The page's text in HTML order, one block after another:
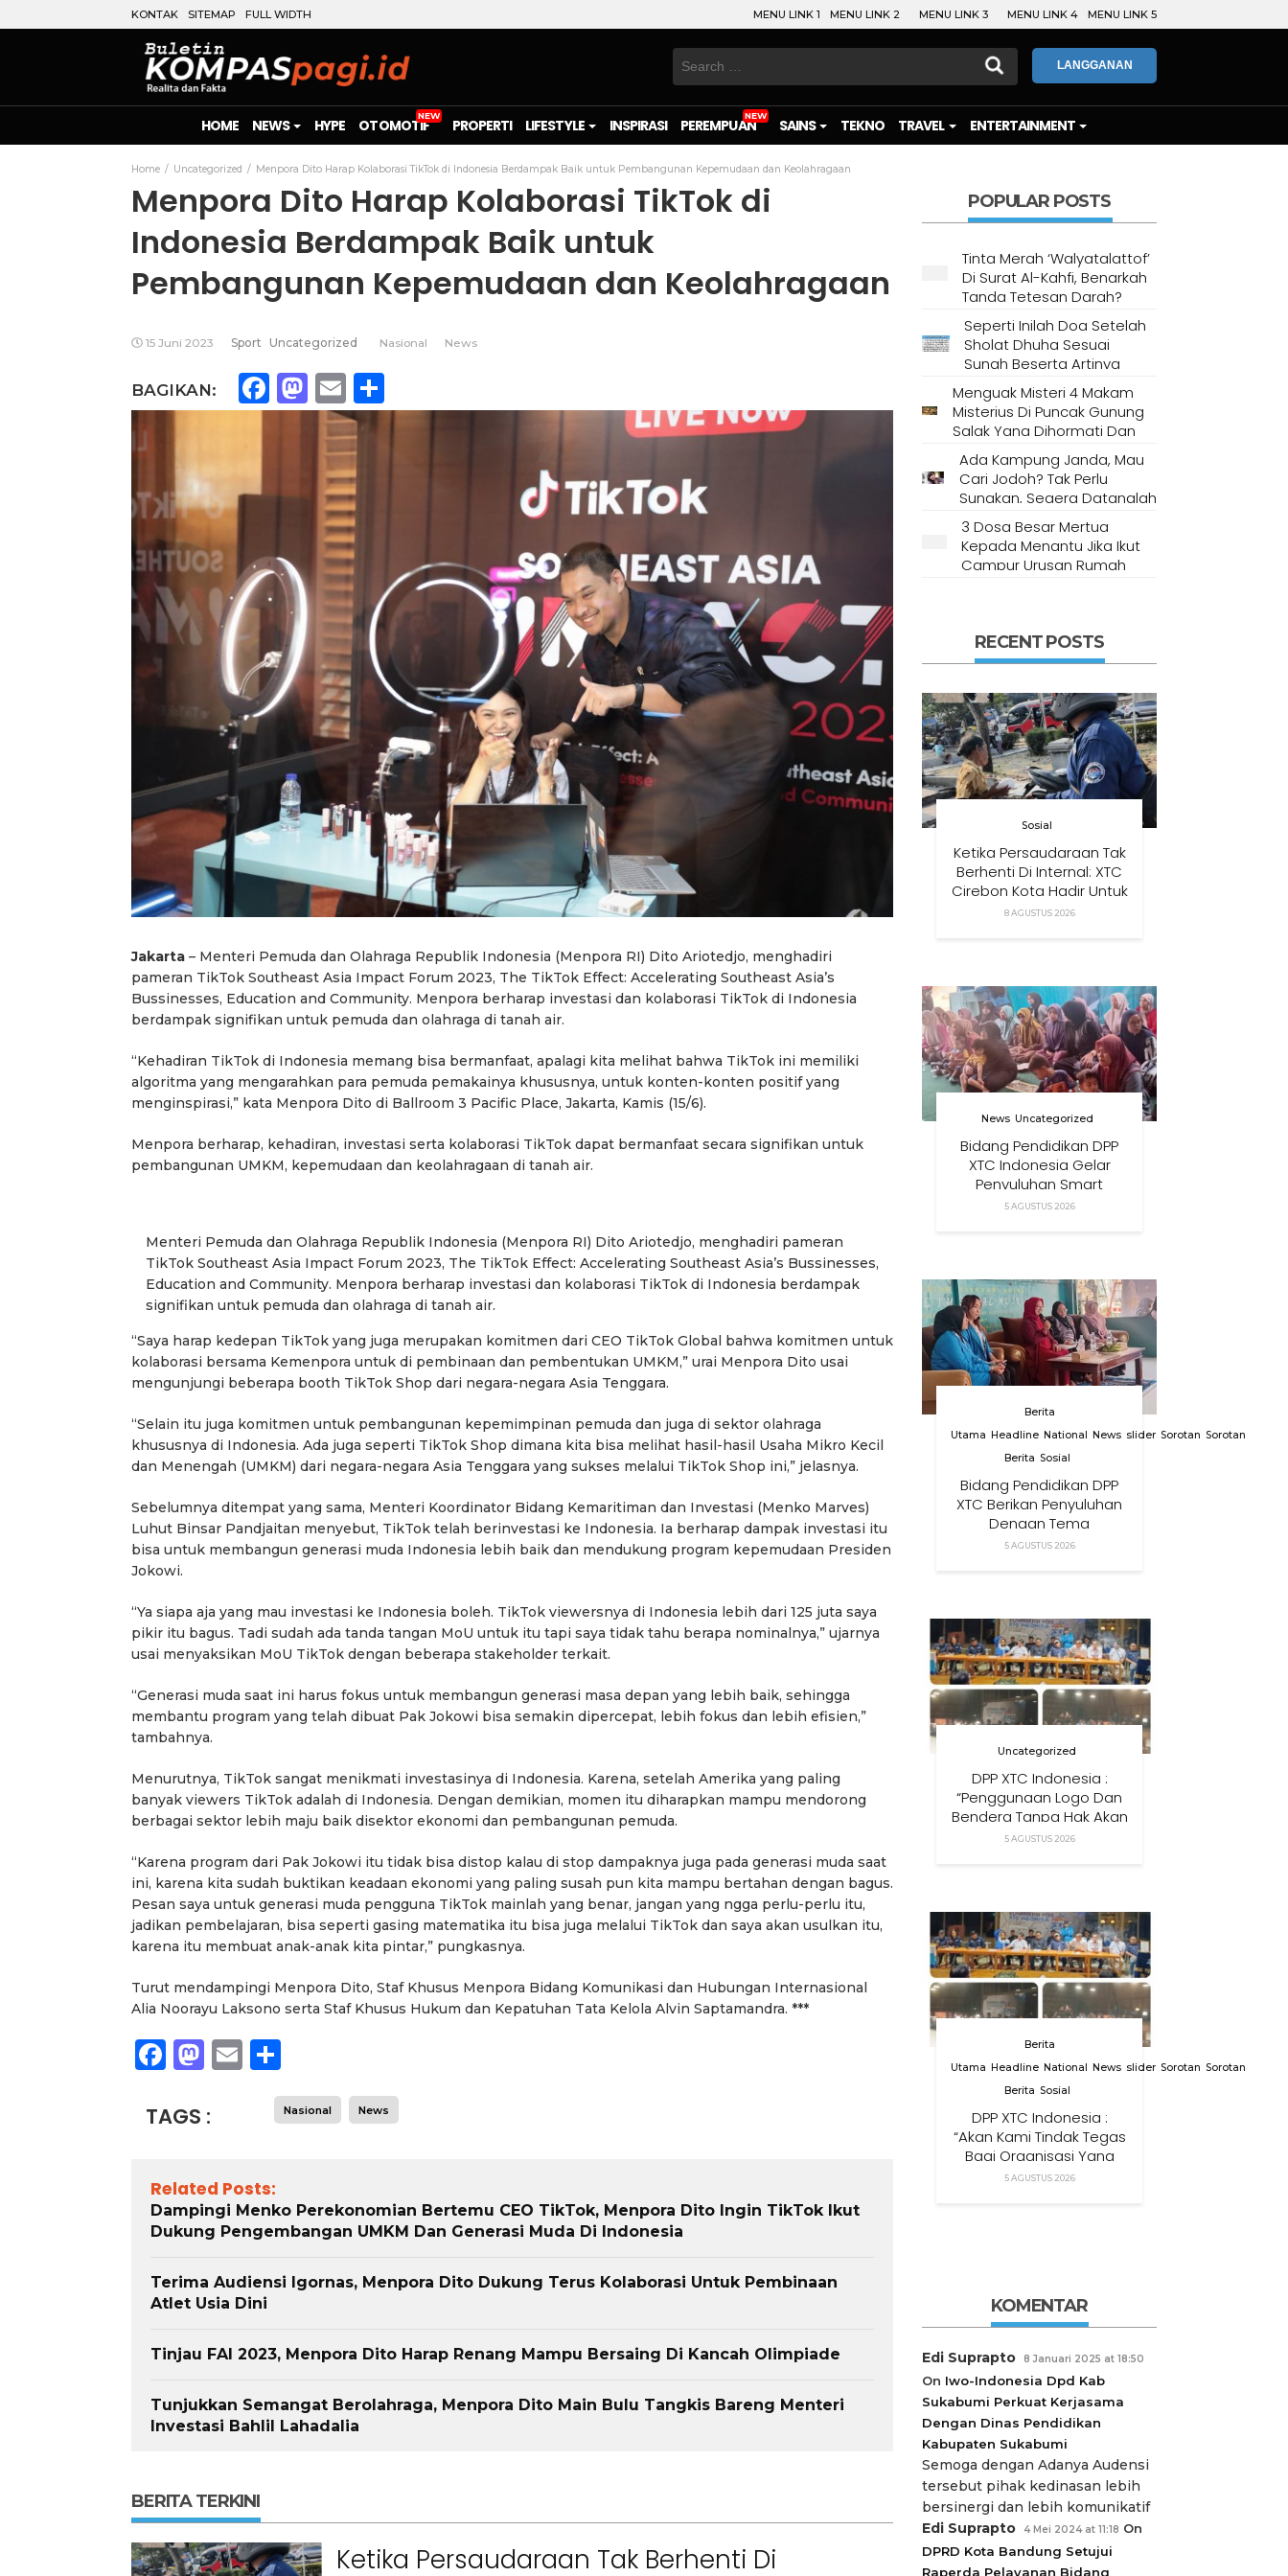
KONTAK SITEMAP FULL WIDTH MENU LINK 1 MENU LINK 2 MENU LINK 3 MENU LINK 4 MENU LINK 5
Search
LANGGANAN
HOME NEWS HYPE OTOMOTIF PROPERTI LIFESTYLE INSPIRASI PEREMPUAN SAINS TEKNO TRAVEL ENTERTAINMENT
Home Uncategorized Menpora Dito Harap Kolaborasi TikTok di Indonesia Berdampak Baik untuk Pembangunan Kepemudaan dan Keolahragaan
Menpora Dito Harap Kolaborasi TikTok di
Indonesia Berdampak Baik untuk
Pembangunan Kepemudaan dan Keolahragaan
15 Juni 2023 Sport Uncategorized Nasional News
BAGIKAN: Facebook
Mastodon
Email
Jakarta – Menteri Pemuda dan Olahraga Republik Indonesia (Menpora RI) Dito Ariotedjo, menghadiri
pameran TikTok Southeast Asia Impact Forum 2023, The TikTok Effect: Accelerating Southeast Asia’s
Bussinesses, Education and Community. Menpora berharap investasi dan kolaborasi TikTok di Indonesia
berdampak signifikan untuk pemuda dan olahraga di tanah air.
“Kehadiran TikTok di Indonesia memang bisa bermanfaat, apalagi kita melihat bahwa TikTok ini memiliki
algoritma yang mengarahkan para pemuda pemakainya khususnya, untuk konten-konten positif yang
menginspirasi,” kata Menpora Dito di Ballroom 3 Pacific Place, Jakarta, Kamis (15/6).
Menpora berharap, kehadiran, investasi serta kolaborasi TikTok dapat bermanfaat secara signifikan untuk
pembangunan UMKM, kepemudaan dan keolahragaan di tanah air.
Menteri Pemuda dan Olahraga Republik Indonesia (Menpora RI) Dito Ariotedjo, menghadiri pameran
TikTok Southeast Asia Impact Forum 2023, The TikTok Effect: Accelerating Southeast Asia’s Bussinesses,
Education and Community. Menpora berharap investasi dan kolaborasi TikTok di Indonesia berdampak
signifikan untuk pemuda dan olahraga di tanah air.
“Saya harap kedepan TikTok yang juga merupakan komitmen dari CEO TikTok Global bahwa komitmen untuk
kolaborasi bersama Kemenpora untuk di pembinaan dan pembentukan UMKM,” urai Menpora Dito usai
mengunjungi beberapa booth TikTok Shop dari negara-negara Asia Tenggara.
“Selain itu juga komitmen untuk pembangunan kepemimpinan pemuda dan juga di sektor olahraga
khususnya di Indonesia. Ada juga seperti TikTok Shop dimana kita bisa melihat hasil-hasil Usaha Mikro Kecil
dan Menengah (UMKM) dari negara-negara Asia Tenggara yang sukses melalui TikTok Shop ini,” jelasnya.
Sebelumnya ditempat yang sama, Menteri Koordinator Bidang Kemaritiman dan Investasi (Menko Marves)
Luhut Binsar Pandjaitan menyebut, TikTok telah berinvestasi ke Indonesia. Ia berharap dampak investasi itu
bisa untuk membangun generasi muda Indonesia lebih baik dan mendukung program kepemudaan Presiden
Jokowi.
“Ya siapa aja yang mau investasi ke Indonesia boleh. TikTok viewersnya di Indonesia lebih dari 125 juta saya
pikir itu bagus. Tadi sudah ada tanda tangan MoU untuk itu tapi saya tidak tahu berapa nominalnya,” ujarnya
usai menyaksikan MoU TikTok dengan beberapa stakeholder terkait.
“Generasi muda saat ini harus fokus untuk membangun generasi masa depan yang lebih baik, sehingga
membantu program yang telah dibuat Pak Jokowi bisa semakin dipercepat, lebih fokus dan lebih efisien,”
tambahnya.
Menurutnya, TikTok sangat menikmati investasinya di Indonesia. Karena, setelah Amerika yang paling
banyak viewers TikTok adalah di Indonesia. Dengan demikian, momen itu diharapkan mampu mendorong
berbagai sektor lebih maju baik disektor ekonomi dan pembangunan pemuda.
“Karena program dari Pak Jokowi itu tidak bisa distop kalau di stop dampaknya juga pada generasi muda saat
ini, karena kita sudah buktikan keadaan ekonomi yang paling susah pun kita mampu bertahan dengan bagus.
Pesan saya untuk generasi muda pengguna TikTok mainlah yang benar, jangan yang ngga perlu-perlu itu,
jadikan pembelajaran, bisa seperti gasing matematika itu bisa juga melalui TikTok dan saya akan usulkan itu,
karena itu membuat anak-anak kita pintar,” pungkasnya.
Turut mendampingi Menpora Dito, Staf Khusus Menpora Bidang Komunikasi dan Hubungan Internasional
Alia Noorayu Laksono serta Staf Khusus Hukum dan Kepatuhan Tata Kelola Alvin Saptamandra. ***
Facebook
Mastodon
Email
TAGS : Nasional News
Related Posts:
Dampingi Menko Perekonomian Bertemu CEO TikTok, Menpora Dito Ingin TikTok Ikut
Dukung Pengembangan UMKM Dan Generasi Muda Di Indonesia
Terima Audiensi Igornas, Menpora Dito Dukung Terus Kolaborasi Untuk Pembinaan
Atlet Usia Dini
Tinjau FAI 2023, Menpora Dito Harap Renang Mampu Bersaing Di Kancah Olimpiade
Tunjukkan Semangat Berolahraga, Menpora Dito Main Bulu Tangkis Bareng Menteri
Investasi Bahlil Lahadalia
BERITA TERKINI
Ketika Persaudaraan Tak Berhenti Di
POPULAR POSTS
Tinta Merah ‘Walyatalattof’
Di Surat Al-Kahfi, Benarkah
Tanda Tetesan Darah?
Seperti Inilah Doa Setelah
Sholat Dhuha Sesuai
Sunah Beserta Artinya
Menguak Misteri 4 Makam
Misterius Di Puncak Gunung
Salak Yang Dihormati Dan
Dianggap Tempat Suci Oleh
Masyarakat Setempat
Ada Kampung Janda, Mau
Cari Jodoh? Tak Perlu
Sungkan, Segera Datanglah
Ke Desa Ini
3 Dosa Besar Mertua
Kepada Menantu Jika Ikut
Campur Urusan Rumah
RECENT POSTS
Sosial
Ketika Persaudaraan Tak
Berhenti Di Internal: XTC
Cirebon Kota Hadir Untuk
Masyarakat
8 AGUSTUS 2026
News Uncategorized
Bidang Pendidikan DPP
XTC Indonesia Gelar
Penyuluhan Smart
Parenting Di Desa
5 AGUSTUS 2026
Berita
Utama
Headline National News slider Sorotan Sorotan
Berita Sosial
Bidang Pendidikan DPP
XTC Berikan Penyuluhan
Dengan Tema
Membangun Peran
5 AGUSTUS 2026
Uncategorized
DPP XTC Indonesia :
“Penggunaan Logo Dan
Bendera Tanpa Hak Akan
Ditindak”
5 AGUSTUS 2026
Berita
Utama
Headline National News slider Sorotan Sorotan
Berita Sosial
DPP XTC Indonesia :
“Akan Kami Tindak Tegas
Bagi Organisasi Yang
Menggunakan Nama,
5 AGUSTUS 2026
KOMENTAR
Edi Suprapto 8 Januari 2025 at 18:50
On Iwo-Indonesia Dpd Kab
Sukabumi Perkuat Kerjasama
Dengan Dinas Pendidikan
Kabupaten Sukabumi
Semoga dengan Adanya Audensi
tersebut pihak kedinasan lebih
bersinergi dan lebih komunikatif
Edi Suprapto
4 Mei 2024 at 11:18 On
DPRD Kota Bandung Setujui
Raperda Pelayanan Bidang